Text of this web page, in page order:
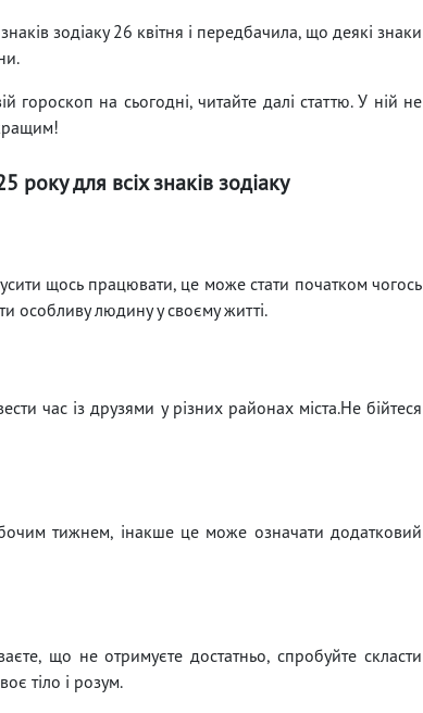
зодіаку 26 квітня і передбачила, що деякі знаки
гороскоп на сьогодні, читайте далі статтю. У ній не
року для всіх знаків зодіаку
щось працювати, це може стати початком чогось
особливу людину у своєму житті.
час із друзями у різних районах міста.Не бійтеся
тижнем, інакше це може означати додатковий
що не отримуєте достатньо, спробуйте скласти
тіло і розум.